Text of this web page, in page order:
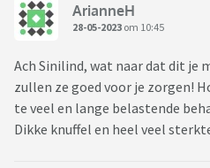
ArianneH
28-05-2023 om 10:45
Ach Sinilind, wat naar dat dit je
zullen ze goed voor je zorgen!
te veel en lange belastende
Dikke knuffel en heel veel